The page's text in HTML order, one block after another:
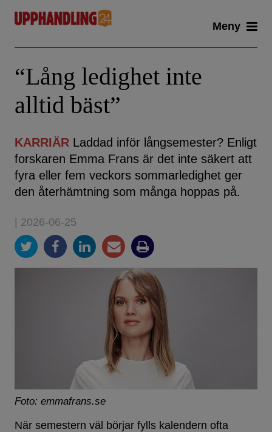
content
Meny
“Lång ledighet inte
alltid bäst”
KARRIÄR Laddad inför långsemester? Enligt
forskaren Emma Frans är det inte säkert att
fyra eller fem veckors sommarledighet ger
den återhämtning som många hoppas på.
| 2026-06-25
Foto: emmafrans.se
När semestern väl börjar fylls kalendern ofta